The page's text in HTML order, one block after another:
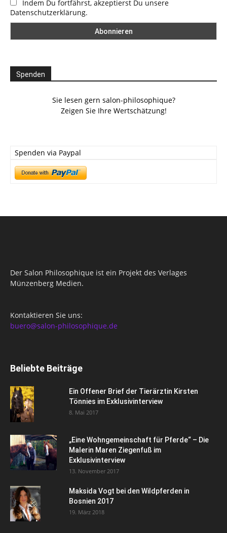
Indem Du fortfährst, akzeptierst Du unsere
Datenschutzerklärung.
Spenden
Sie lesen gern salon-philosophique?
Zeigen Sie Ihre Wertschätzung!
Spenden via Paypal
Der Salon Philosophique ist ein Projekt des Verlages
Münzenberg Medien.
Kontaktieren Sie uns:
buero@salon-philosophique.de
Beliebte Beiträge
Ein Offener Brief der Tierärztin Kirsten
Tönnies im Exklusivinterview
8. Mai 2017
„Eine Wohngemeinschaft für Pferde“ – Die
Malerin Maren Ziegenfuß im
Exklusivinterview
13. November 2017
Maksida Vogt bei den Wildpferden in
Bosnien 2017
19. März 2018